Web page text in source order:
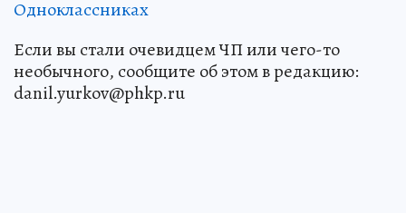
Одноклассниках
Если вы стали очевидцем ЧП или чего-то
необычного, сообщите об этом в редакцию:
danil.yurkov@phkp.ru